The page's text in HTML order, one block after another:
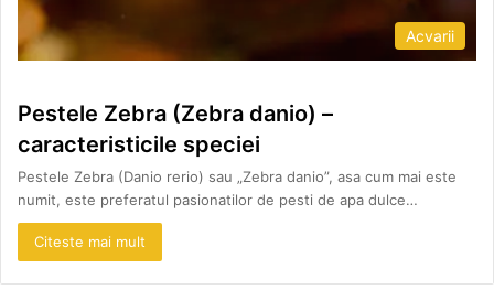
Acvarii
Pestele Zebra (Zebra danio) –
caracteristicile speciei
Pestele Zebra (Danio rerio) sau „Zebra danio”, asa cum mai este
numit, este preferatul pasionatilor de pesti de apa dulce…
Citeste mai mult